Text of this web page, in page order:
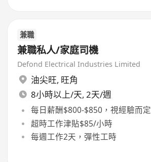
兼職
兼職私人/家庭司機
Defond Electrical Industries Limited
油尖旺, 旺角
8小時以上/天, 2天/週
每日薪酬$800-$850，視經驗而定
超時工作津貼$85/小時
每週工作2天，彈性工時